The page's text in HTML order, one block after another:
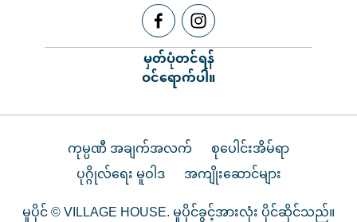
မှတ်ပုံတင်ရန်
ဝင်ရောက်ပါ။
ကုမ္ပဏီ အချက်အလက်
စုပေါင်းအိမ်ရာ
ပုဂ္ဂိုလ်ရေး မူဝါဒ
အကျိုးဆောင်များ
မူပိုင် © VILLAGE HOUSE. မူပိုင်ခွင့်အားလုံး ပိုင်ဆိုင်သည်။